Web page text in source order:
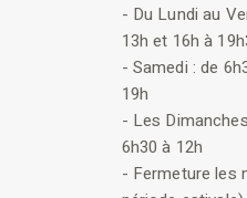
- Du Lundi au
13h et 16h à
- Samedi : de
19h
- Les
6h30 à 12h
- Fermeture les